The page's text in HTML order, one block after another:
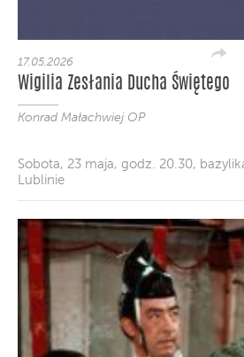
17.05.2026
Wigilia Zesłania Ducha Świętego
Konrad Małachwiej OP
Sobota, 23 maja, godz. 20.30,
Lublinie